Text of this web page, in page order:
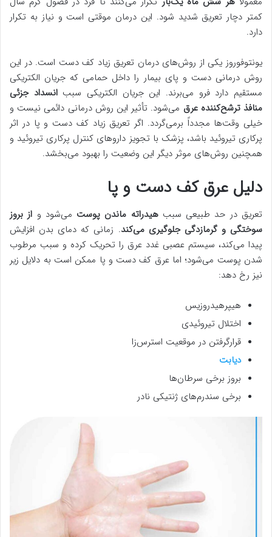
کمتر دچار تعریق شدید شود. این درمان موقتی است و نیاز به تکرار
دارد.
یونتوفوروز یکی از روش‌های درمان تعریق زیاد کف دست است. در این
روش درمانی دست و پای بیمار را داخل حمامی که جریان الکتریکی
مستقیم دارد فرو می‌برند. این جریان الکتریکی سببانسداد جزئی
منافذ ترشح‌کننده عرق می‌شود. تأثیر این روش درمانی دائمی نیست و
خیلی وقت‌ها مجدداً برمی‌گردد. اگر تعریق زیاد کف دست و پا در اثر
پرکاری تیروئید باشد، پزشک با تجویز داروهای کنترل پرکاری تیروئید و
همچنین روش‌های موثر دیگر این وضعیت را بهبود می‌بخشد.
دلیل عرق کف دست و پا
تعریق در حد طبیعی سببهیدراته ماندن پوست می‌شود و از بروز
سوختگی و گرمازدگی جلوگیری می‌کند. زمانی که دمای بدن افزایش
پیدا می‌کند، سیستم عصبی غدد عرق را تحریک کرده و سبب مرطوب
شدن پوست می‌شود؛ اما عرق کف دست و پا ممکن است به دلایل زیر
نیز رخ دهد:
هیپرهیدروزیس
اختلال تیروئیدی
قرارگرفتن در موقعیت استرس‌زا
دیابت
بروز برخی سرطان‌ها
برخی سندرم‌های ژنتیکی نادر